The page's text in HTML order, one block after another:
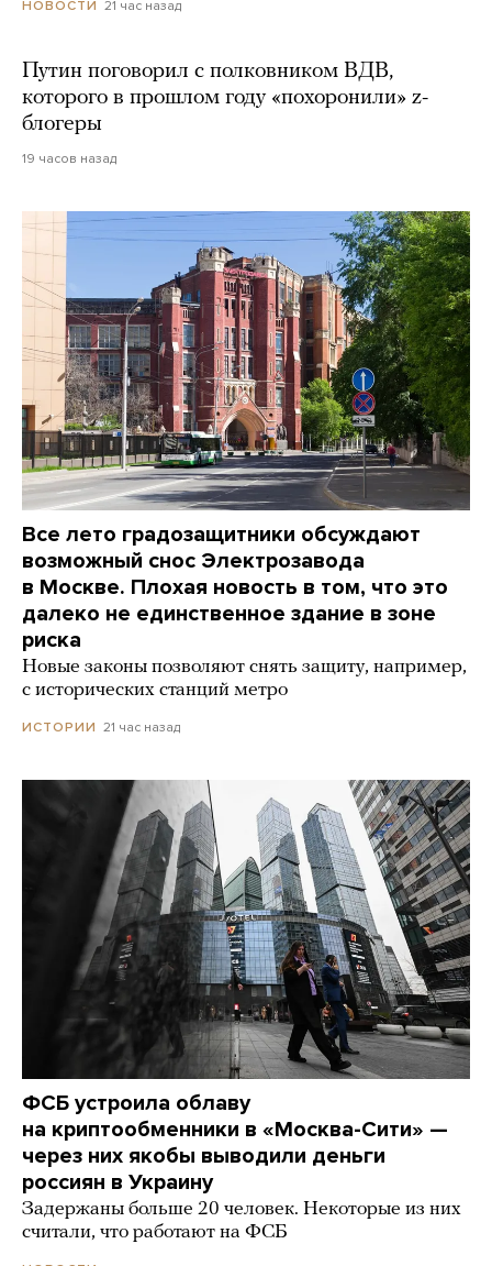
НОВОСТИ 21 час назад
Путин поговорил с полковником ВДВ,
которого в прошлом году «похоронили» z-
блогеры
19 часов назад
Все лето градозащитники обсуждают
возможный снос Электрозавода
в Москве. Плохая новость в том, что это
далеко не единственное здание в зоне
риска
Новые законы позволяют снять защиту, например,
с исторических станций метро
ИСТОРИИ 21 час назад
ФСБ устроила облаву
на криптообменники в «Москва-Сити» —
через них якобы выводили деньги
россиян в Украину
Задержаны больше 20 человек. Некоторые из них
считали, что работают на ФСБ